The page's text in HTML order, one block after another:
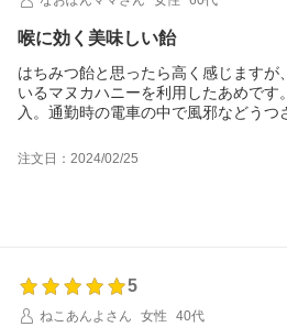
喉に効く美味しい飴
はちみつ飴と思ったら高く感じますが
いるマヌカハニーを利用したあめです
入。通勤時の電車の中で風邪などうつ
すが、何となく喉や鼻に違和感を感
ゆっくりと舐めました。すると翌日は
マヌカハニーを何千円かで購入した
注文日：2024/02/25
5
ねこあんよさん
女性 40代